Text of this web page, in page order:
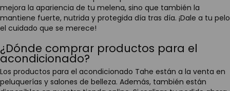
mejora la apariencia de tu melena, sino que también la
mantiene fuerte, nutrida y protegida día tras día. ¡Dale a tu pelo
el cuidado que se merece!
¿Dónde comprar productos para el
acondicionado?
Los productos para el acondicionado Tahe están a la venta en
peluquerías y salones de belleza. Además, también están